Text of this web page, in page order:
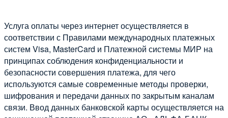
Услуга оплаты через интернет осуществляется в
соответствии с Правилами международных платежных
систем Visa, MasterCard и Платежной системы МИР на
принципах соблюдения конфиденциальности и
безопасности совершения платежа, для чего
используются самые современные методы проверки,
шифрования и передачи данных по закрытым каналам
связи. Ввод данных банковской карты осуществляется на